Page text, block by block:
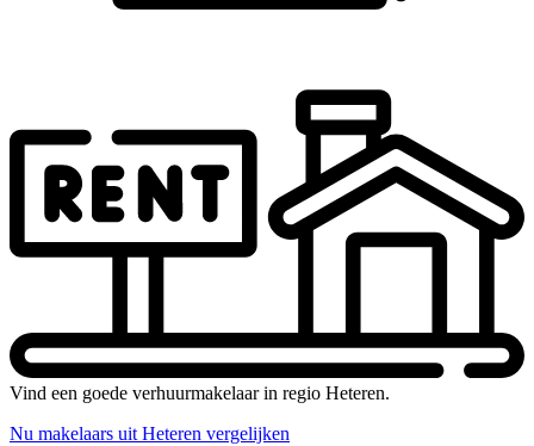
Vind een goede verhuurmakelaar in regio Heteren.
Nu makelaars uit Heteren vergelijken